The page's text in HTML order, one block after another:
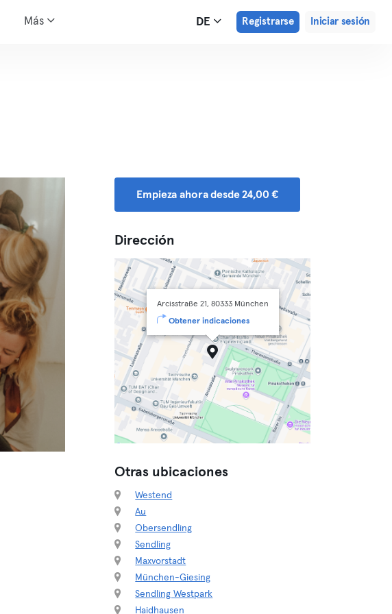
Más DE Registrarse Iniciar sesión
Empieza ahora desde 24,00 €
Dirección
Arcisstraße 21, 80333 München
Obtener indicaciones
Otras ubicaciones
Westend
Au
Obersendling
Sendling
Maxvorstadt
München-Giesing
Sendling Westpark
Haidhausen